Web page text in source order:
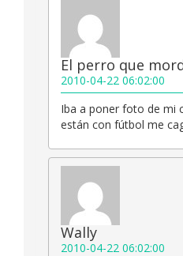
El perro que
2010-04-22 06:02:00
Iba a poner foto de mi
están con fútbol me
Wally
2010-04-22 06:02:00